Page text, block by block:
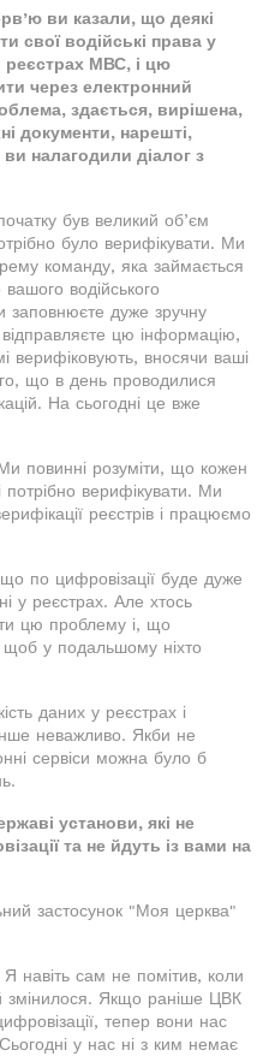
ви казали, що деякі
свої водійські права у
реєстрах МВС, і цю
через електронний
здається, вирішена,
документи, нарешті,
налагодили діалог з
був великий об’єм
було верифікувати. Ми
команду, яка займається
водійського
заповнюєте дуже зручну
відправляєте цю інформацію,
верифіковують, вносячи ваші
що в день проводилися
На сьогодні це вже
повинні розуміти, що кожен
потрібно верифікувати. Ми
реєстрів і працюємо
по цифровізації буде дуже
у реєстрах. Але хтось
цю проблему і, що
щоб у подальшому ніхто
даних у реєстрах і
неважливо. Якби не
сервіси можна було б
установи, які не
та не йдуть із вами на
застосунок "Моя церква"
навіть сам не помітив, коли
змінилося. Якщо раніше ЦВК
тепер вони нас
у нас ні з ким немає